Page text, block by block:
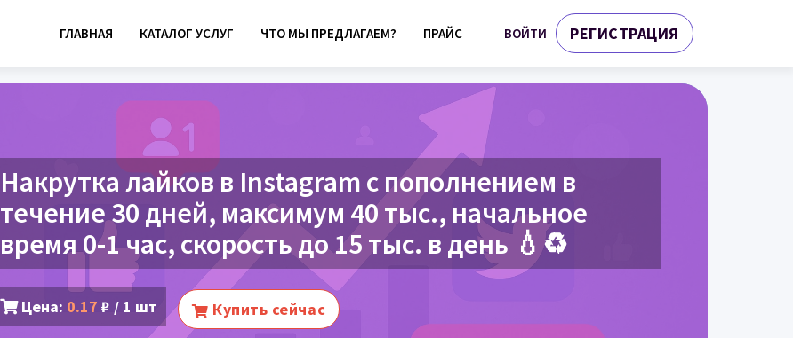
ГЛАВНАЯ КАТАЛОГ УСЛУГ ЧТО МЫ ПРЕДЛАГАЕМ? ПРАЙС ВОЙТИ РЕГИСТРАЦИЯ
Накрутка лайков в Instagram с пополнением в
течение 30 дней, максимум 40 тыс., начальное
время 0-1 час, скорость до 15 тыс. в день 💧♻️
Цена: 0.17 ₽ / 1 шт Купить сейчас